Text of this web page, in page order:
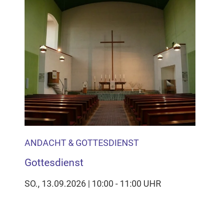
ANDACHT & GOTTESDIENST
Gottesdienst
SO., 13.09.2026 | 10:00 - 11:00 UHR